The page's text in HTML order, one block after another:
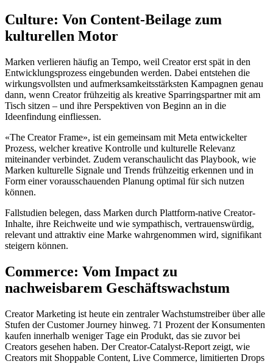
Culture: Von Content-Beilage zum
kulturellen Motor
Marken verlieren häufig an Tempo, weil Creator erst spät in den
Entwicklungsprozess eingebunden werden. Dabei entstehen die
wirkungsvollsten und aufmerksamkeitsstärksten Kampagnen genau
dann, wenn Creator frühzeitig als kreative Sparringspartner mit am
Tisch sitzen – und ihre Perspektiven von Beginn an in die
Ideenfindung einfliessen.
«The Creator Frame», ist ein gemeinsam mit Meta entwickelter
Prozess, welcher kreative Kontrolle und kulturelle Relevanz
miteinander verbindet. Zudem veranschaulicht das Playbook, wie
Marken kulturelle Signale und Trends frühzeitig erkennen und in
Form einer vorausschauenden Planung optimal für sich nutzen
können.
Fallstudien belegen, dass Marken durch Plattform-native Creator-
Inhalte, ihre Reichweite und wie sympathisch, vertrauenswürdig,
relevant und attraktiv eine Marke wahrgenommen wird, signifikant
steigern können.
Commerce: Vom Impact zu
nachweisbarem Geschäftswachstum
Creator Marketing ist heute ein zentraler Wachstumstreiber über alle
Stufen der Customer Journey hinweg. 71 Prozent der Konsumenten
kaufen innerhalb weniger Tage ein Produkt, das sie zuvor bei
Creators gesehen haben. Der Creator‑Catalyst‑Report zeigt, wie
Creators mit Shoppable Content, Live Commerce, limitierten Drops